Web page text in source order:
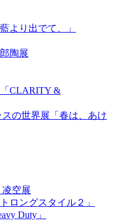
より出でて、」
陶展
CLARITY &
スの世界展「春は、あけ
空展
ロングスタイル２」
Duty」